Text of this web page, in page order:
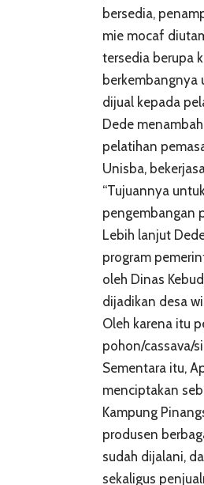
bersedia,
mie mocaf
tersedia berupa
berkembangnya
dijual kepada
Dede
pelatihan
Unisba,
“Tujuannya
pengembangan
Lebih lanjut
program
oleh Dinas
dijadikan desa
Oleh karena itu
pohon/cassava/
Sementara itu,
menciptakan
Kampung
produsen
sudah dijalani,
sekaligus